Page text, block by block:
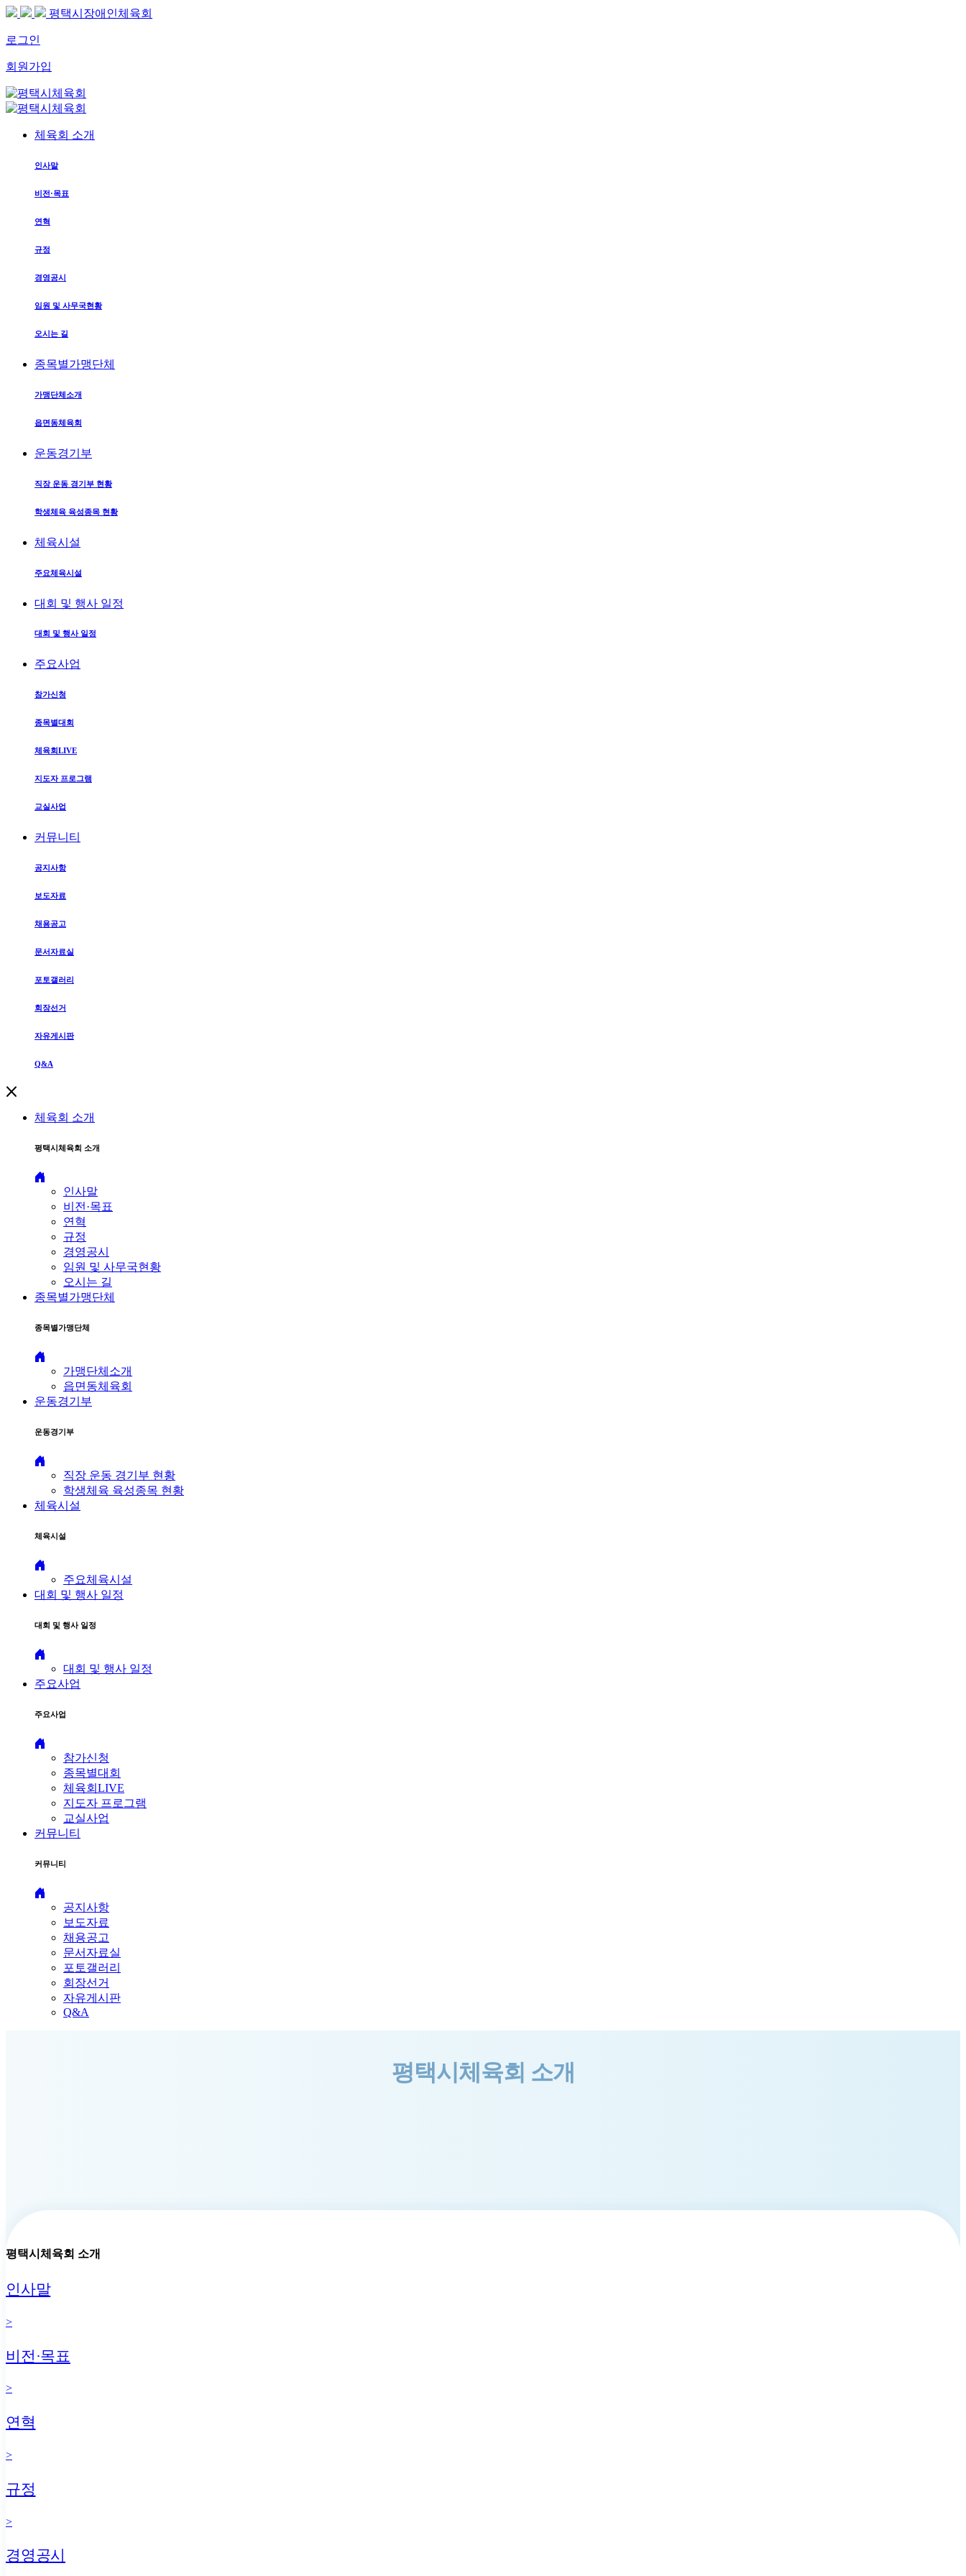
평택시장애인체육회
로그인
회원가입
체육회 소개
인사말
비전·목표
연혁
규정
경영공시
임원 및 사무국현황
오시는 길
종목별가맹단체
가맹단체소개
읍면동체육회
운동경기부
직장 운동 경기부 현황
학생체육 육성종목 현황
체육시설
주요체육시설
대회 및 행사 일정
대회 및 행사 일정
주요사업
참가신청
종목별대회
체육회LIVE
지도자 프로그램
교실사업
커뮤니티
공지사항
보도자료
채용공고
문서자료실
포토갤러리
회장선거
자유게시판
Q&A
체육회 소개
평택시체육회 소개
인사말
비전·목표
연혁
규정
경영공시
임원 및 사무국현황
오시는 길
종목별가맹단체
종목별가맹단체
가맹단체소개
읍면동체육회
운동경기부
운동경기부
직장 운동 경기부 현황
학생체육 육성종목 현황
체육시설
체육시설
주요체육시설
대회 및 행사 일정
대회 및 행사 일정
대회 및 행사 일정
주요사업
주요사업
참가신청
종목별대회
체육회LIVE
지도자 프로그램
교실사업
커뮤니티
커뮤니티
공지사항
보도자료
채용공고
문서자료실
포토갤러리
회장선거
자유게시판
Q&A
평택시체육회 소개
평택시체육회 소개
인사말
>
비전·목표
>
연혁
>
규정
>
경영공시